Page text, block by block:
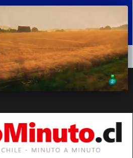
NOTICIERO POLÍTICA